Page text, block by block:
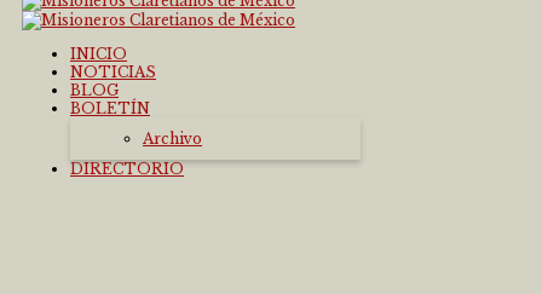
INICIO
NOTICIAS
BLOG
BOLETÍN
Archivo
DIRECTORIO